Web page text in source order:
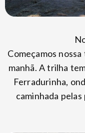
Começamos
manhã. A trilha
Ferradurinha,
caminhada